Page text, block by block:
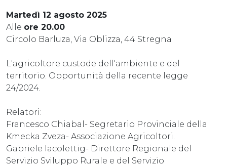
Martedì 12 agosto 2025
Alle ore 20.00
Circolo Barluza, Via Oblizza, 44 Stregna
L'agricoltore custode dell'ambiente e del
territorio. Opportunità della recente legge
24/2024.
Relatori:
Francesco Chiabal- Segretario Provinciale della
Kmecka Zveza- Associazione Agricoltori.
Gabriele Iacolettig- Direttore Regionale del
Servizio Sviluppo Rurale e del Servizio